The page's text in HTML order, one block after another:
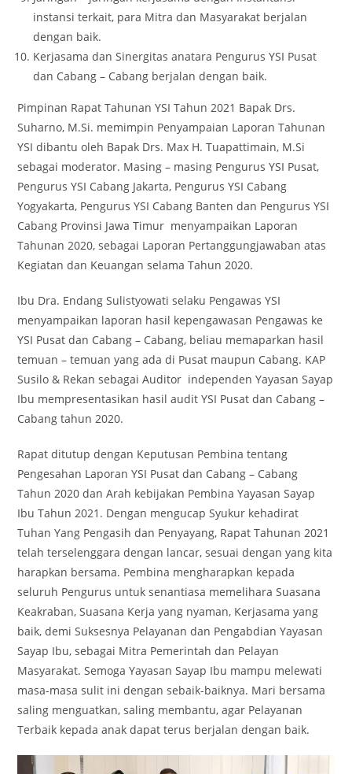
instansi terkait, para Mitra dan Masyarakat berjalan
dengan baik.
Kerjasama dan Sinergitas anatara Pengurus YSI Pusat
dan Cabang – Cabang berjalan dengan baik.
Pimpinan Rapat Tahunan YSI Tahun 2021 Bapak Drs.
Suharno, M.Si. memimpin Penyampaian Laporan Tahunan
YSI dibantu oleh Bapak Drs. Max H. Tuapattimain, M.Si
sebagai moderator. Masing – masing Pengurus YSI Pusat,
Pengurus YSI Cabang Jakarta, Pengurus YSI Cabang
Yogyakarta, Pengurus YSI Cabang Banten dan Pengurus YSI
Cabang Provinsi Jawa Timur menyampaikan Laporan
Tahunan 2020, sebagai Laporan Pertanggungjawaban atas
Kegiatan dan Keuangan selama Tahun 2020.
Ibu Dra. Endang Sulistyowati selaku Pengawas YSI
menyampaikan laporan hasil kepengawasan Pengawas ke
YSI Pusat dan Cabang – Cabang, beliau memaparkan hasil
temuan – temuan yang ada di Pusat maupun Cabang. KAP
Susilo & Rekan sebagai Auditor independen Yayasan Sayap
Ibu mempresentasikan hasil audit YSI Pusat dan Cabang –
Cabang tahun 2020.
Rapat ditutup dengan Keputusan Pembina tentang
Pengesahan Laporan YSI Pusat dan Cabang – Cabang
Tahun 2020 dan Arah kebijakan Pembina Yayasan Sayap
Ibu Tahun 2021. Dengan mengucap Syukur kehadirat
Tuhan Yang Pengasih dan Penyayang, Rapat Tahunan 2021
telah terselenggara dengan lancar, sesuai dengan yang kita
harapkan bersama. Pembina mengharapkan kepada
seluruh Pengurus untuk senantiasa memelihara Suasana
Keakraban, Suasana Kerja yang nyaman, Kerjasama yang
baik, demi Suksesnya Pelayanan dan Pengabdian Yayasan
Sayap Ibu, sebagai Mitra Pemerintah dan Pelayan
Masyarakat. Semoga Yayasan Sayap Ibu mampu melewati
masa-masa sulit ini dengan sebaik-baiknya. Mari bersama
saling menguatkan, saling membantu, agar Pelayanan
Terbaik kepada anak dapat terus berjalan dengan baik.